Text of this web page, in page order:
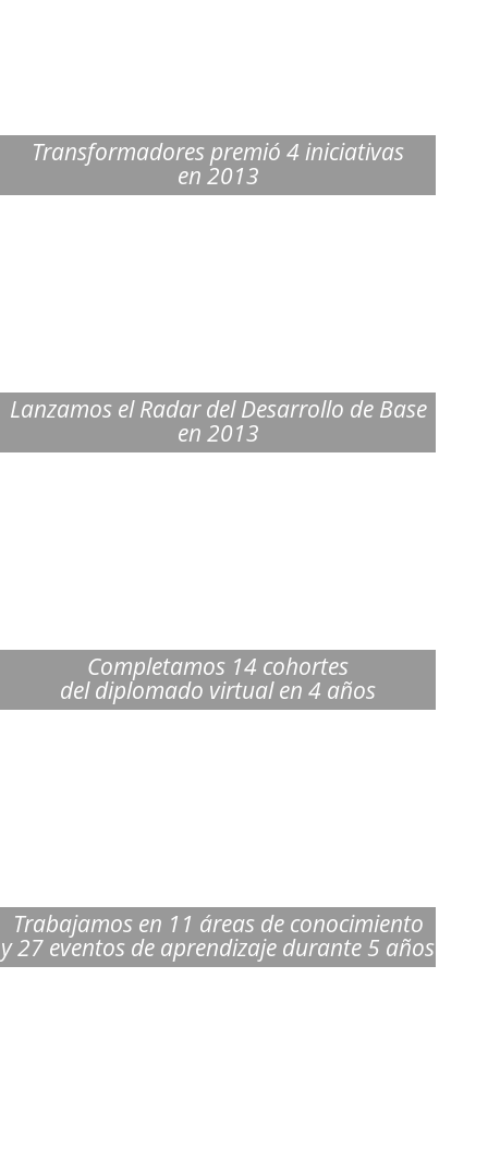
Transformadores premió 4 iniciativas
en 2013
Lanzamos el Radar del Desarrollo de Base
en 2013
Completamos 14 cohortes
del diplomado virtual en 4 años
Trabajamos en 11 áreas de conocimiento
y 27 eventos de aprendizaje durante 5 años